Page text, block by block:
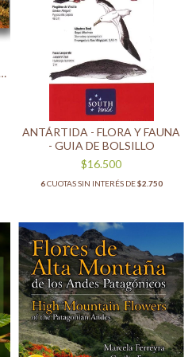
ANTÁRTIDA - FLORA Y FAUNA
- GUIA DE BOLSILLO
$16.500
6CUOTAS SIN INTERÉS DE$2.750